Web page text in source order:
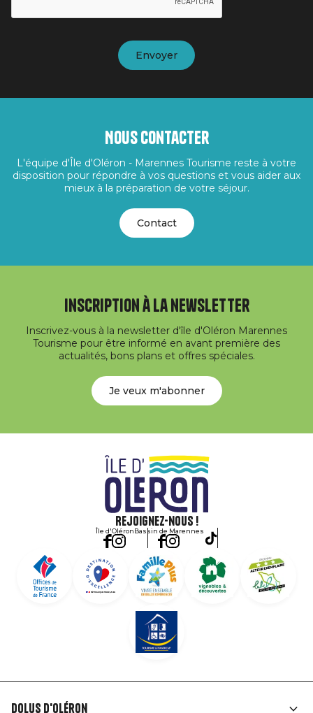
Nous contacter
L'équipe d'Île d'Oléron - Marennes Tourisme reste à votre
disposition pour répondre à vos questions et vous aider aux
mieux à la préparation de votre séjour.
Contact
Inscription à la newsletter
Inscrivez-vous à la newsletter d'île d'Oléron Marennes
Tourisme pour être informé en avant première des
actualités, bons plans et offres spéciales.
Je veux m'abonner
Rejoignez-nous !
Île d'OléronBassin de Marennes
Dolus d'Oléron